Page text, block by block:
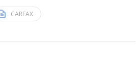
CARFAX